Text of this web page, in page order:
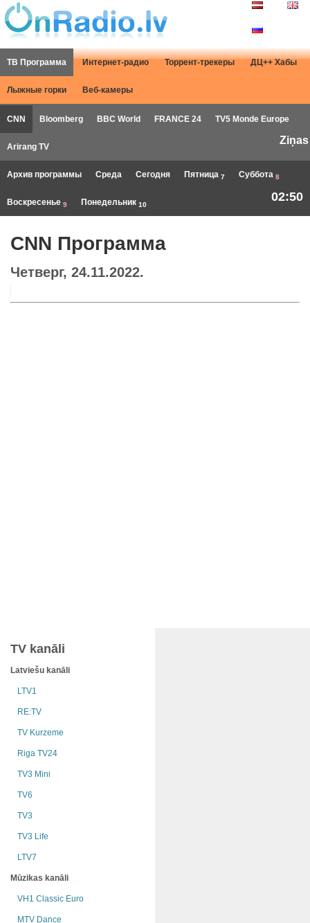
ТВ Программа Интернет-радио Торрент-трекеры ДЦ++ Хабы
Лыжные горки Веб-камеры
CNN Bloomberg BBC World FRANCE 24 TV5 Monde Europe
Arirang TV
Ziņas
Архив программы Среда Сегодня Пятница 7 Суббота 8
Воскресенье 9 Понедельник 10
02:50
CNN Программа
Четверг, 24.11.2022.
TV kanāli
Latviešu kanāli
LTV1
RE:TV
TV Kurzeme
Riga TV24
TV3 Mini
TV6
TV3
TV3 Life
LTV7
Mūzikas kanāli
VH1 Classic Euro
MTV Dance